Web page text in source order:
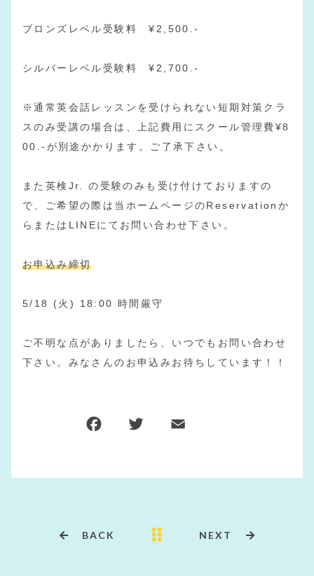
ブロンズレベル受験料 ¥2,500.-
シルバーレベル受験料 ¥2,700.-
※通常英会話レッスンを受けられない短期対策クラ
スのみ受講の場合は、上記費用にスクール管理費¥8
00.-が別途かかります。ご了承下さい。
また英検Jr. の受験のみも受け付けておりますの
で、ご希望の際は当ホームページのReservationか
らまたはLINEにてお問い合わせ下さい。
お申込み締切
5/18 (火) 18:00 時間厳守
ご不明な点がありましたら、いつでもお問い合わせ
下さい。みなさんのお申込みお待ちしています！！
o
BACK NEXT